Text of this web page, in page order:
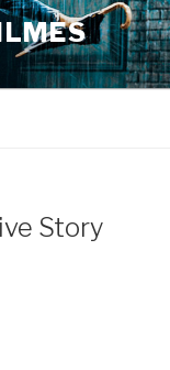
Story